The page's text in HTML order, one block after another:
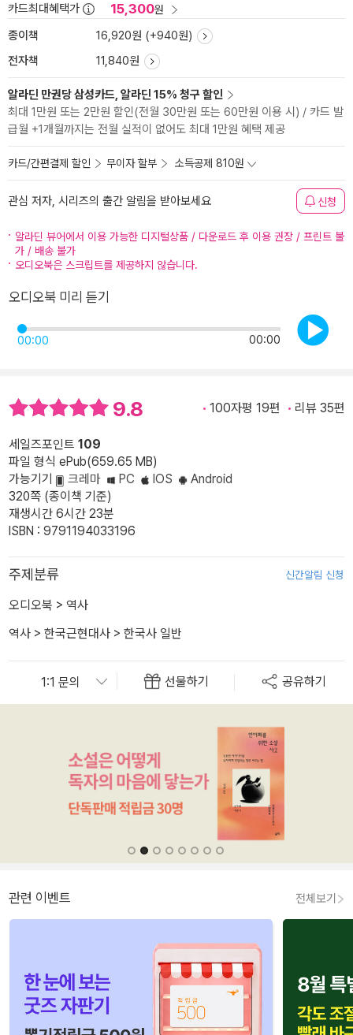
카드최대혜택가 15,300원
종이책
16,920원 (+940원)
전자책
11,840원
알라딘 만권당 삼성카드, 알라딘 15% 청구 할인
최대 1만원 또는 2만원 할인(전월 30만원 또는 60만원 이용 시) / 카드 발
급월 +1개월까지는 전월 실적이 없어도 최대 1만원 혜택 제공
카드/간편결제 할인 무이자 할부 소득공제 810원
관심 저자, 시리즈의 출간 알림을 받아보세요 신청
알라딘 뷰어에서 이용 가능한 디지털상품 / 다운로드 후 이용 권장 / 프린트 불
가 / 배송 불가
오디오북은 스크립트를 제공하지 않습니다.
오디오북 미리 듣기
00:00 00:00
9.8 100자평 19편 리뷰 35편
세일즈포인트 109
파일 형식 ePub(659.65 MB)
가능기기
크레마 PC IOS
Android
320쪽 (종이책 기준)
재생시간 6시간 23분
ISBN : 9791194033196
주제분류 신간알림 신청
오디오북 > 역사
역사 > 한국근현대사 > 한국사 일반
선물하기 공유하기
관련 이벤트 전체보기